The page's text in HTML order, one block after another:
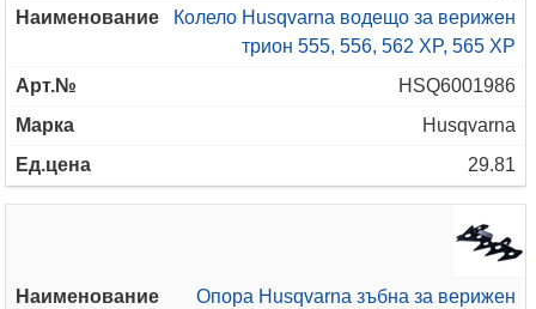
Колело Husqvarna водещо за верижен
трион 555, 556, 562 XP, 565 XP
HSQ6001986
Husqvarna
29.81
Опора Husqvarna зъбна за верижен